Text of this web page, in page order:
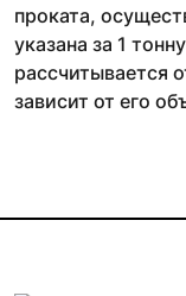
проката,
указана за 1
рассчитывается
зависит от его